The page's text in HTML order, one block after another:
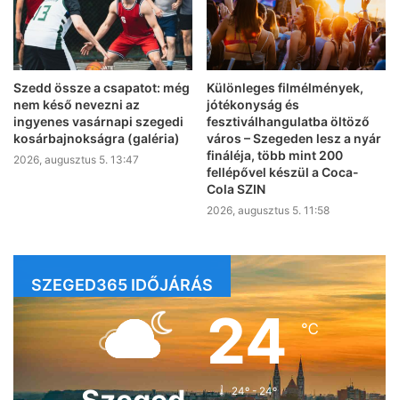
Szedd össze a csapatot: még
nem késő nevezni az
ingyenes vasárnapi szegedi
kosárbajnokságra (galéria)
2026, augusztus 5. 13:47
Különleges filmélmények,
jótékonyság és
fesztiválhangulatba öltöző
város – Szegeden lesz a nyár
fináléja, több mint 200
fellépővel készül a Coca-
Cola SZIN
2026, augusztus 5. 11:58
SZEGED365 IDŐJÁRÁS
24℃
24º - 24º